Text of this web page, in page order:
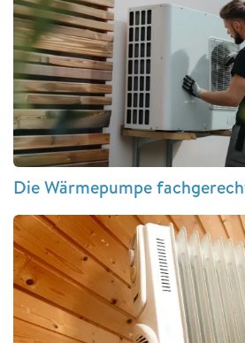
Die Wärmepumpe